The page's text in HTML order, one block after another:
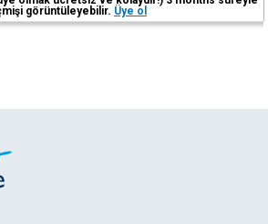
görüntüleyebilir. Üye ol